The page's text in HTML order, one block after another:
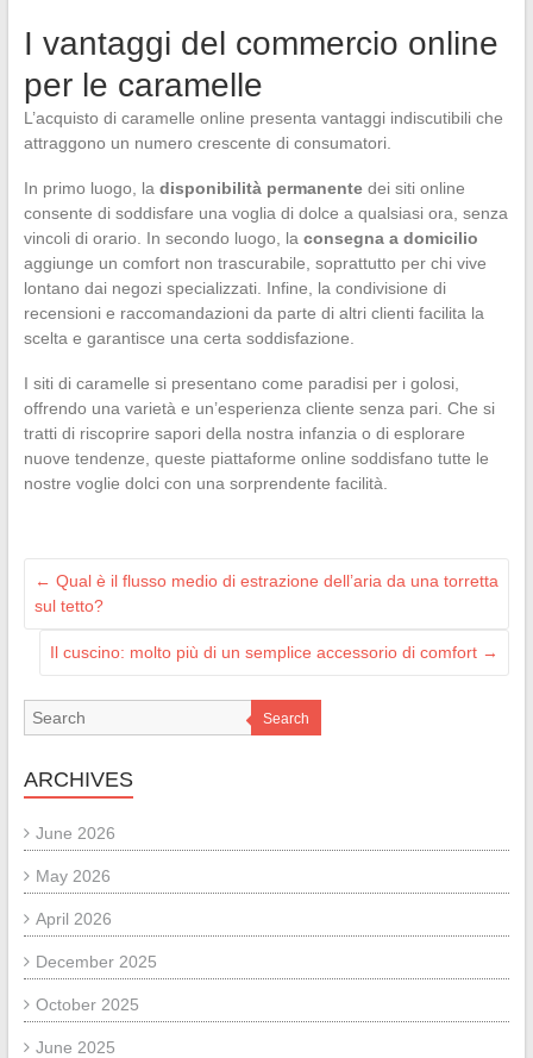
I vantaggi del commercio online
per le caramelle
L’acquisto di caramelle online presenta vantaggi indiscutibili che
attraggono un numero crescente di consumatori.
In primo luogo, la disponibilità permanentedei siti online
consente di soddisfare una voglia di dolce a qualsiasi ora, senza
vincoli di orario. In secondo luogo, la consegna a domicilio
aggiunge un comfort non trascurabile, soprattutto per chi vive
lontano dai negozi specializzati. Infine, la condivisione di
recensioni e raccomandazioni da parte di altri clienti facilita la
scelta e garantisce una certa soddisfazione.
I siti di caramelle si presentano come paradisi per i golosi,
offrendo una varietà e un’esperienza cliente senza pari. Che si
tratti di riscoprire sapori della nostra infanzia o di esplorare
nuove tendenze, queste piattaforme online soddisfano tutte le
nostre voglie dolci con una sorprendente facilità.
← Qual è il flusso medio di estrazione dell’aria da una torretta
sul tetto?
Il cuscino: molto più di un semplice accessorio di comfort →
Search
ARCHIVES
June 2026
May 2026
April 2026
December 2025
October 2025
June 2025